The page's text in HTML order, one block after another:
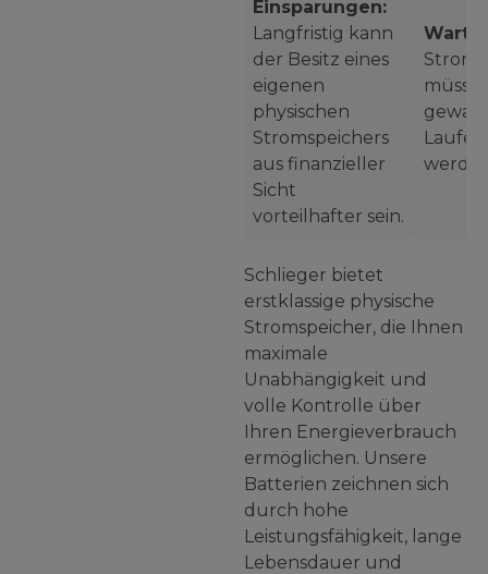
Einsparungen:
Langfristig kann
der Besitz eines
eigenen
physischen
Stromspeichers
aus finanzieller
Sicht
vorteilhafter sein.
Laufe
Schlieger bietet
erstklassige physische
Stromspeicher, die Ihnen
maximale
Unabhängigkeit und
volle Kontrolle über
Ihren Energieverbrauch
ermöglichen. Unsere
Batterien zeichnen sich
durch hohe
Leistungsfähigkeit, lange
Lebensdauer und